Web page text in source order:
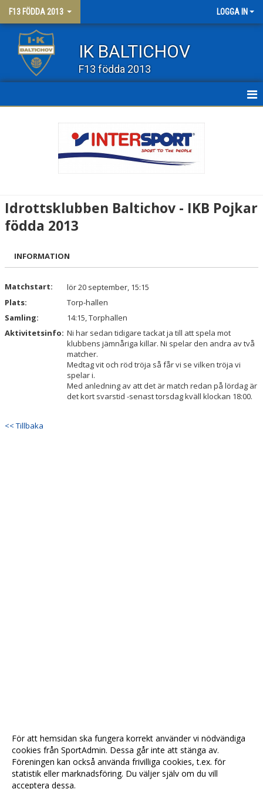
F13 FÖDDA 2013 LOGGA IN
IK BALTICHOV
F13 födda 2013
TRUPPEN
DOKUMENT
Idrottsklubben Baltichov - IKB Pojkar
födda 2013
INFORMATION
Matchstart:
lör 20 september, 15:15
Plats:
Torp-hallen
Samling:
14:15, Torphallen
Aktivitetsinfo: Ni har sedan tidigare tackat ja till att spela mot
klubbens jämnåriga killar. Ni spelar den andra av två
matcher.
Medtag vit och röd tröja så får vi se vilken tröja vi
spelar i.
Med anledning av att det är match redan på lördag är
det kort svarstid -senast torsdag kväll klockan 18:00.
<< Tillbaka
För att hemsidan ska fungera korrekt använder vi nödvändiga
cookies från SportAdmin. Dessa går inte att stänga av.
Föreningen kan också använda frivilliga cookies, t.ex. för
statistik eller marknadsföring. Du väljer själv om du vill
acceptera dessa.